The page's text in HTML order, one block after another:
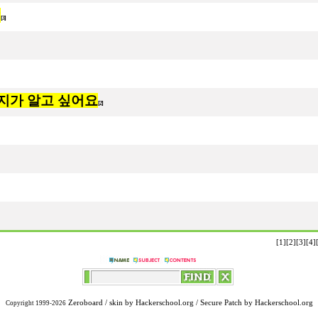
[3]
가 알고 싶어요 [2]
[1] [2] [3] [4]
Copyright 1999-2026 Zeroboard / skin by Hackerschool.org / Secure Patch by Hackerschool.org